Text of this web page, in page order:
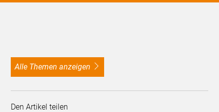
alle Themen anzeigen
Den Artikel teilen